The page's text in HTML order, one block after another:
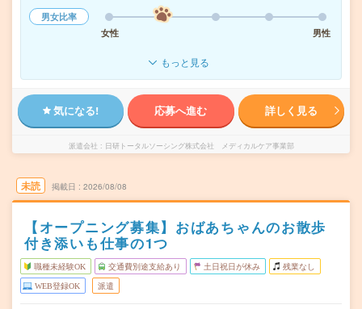
男女比率
女性
男性
もっと見る
気になる! 応募へ進む 詳しく見る
派遣会社 日研トータルソーシング株式会社 メディカルケア事業部
未読 掲載日 2026/08/08
【オープニング募集】おばあちゃんのお散歩
付き添いも仕事の1つ
職種未経験OK 交通費別途支給あり 土日祝日が休み 残業なし
WEB登録OK 派遣